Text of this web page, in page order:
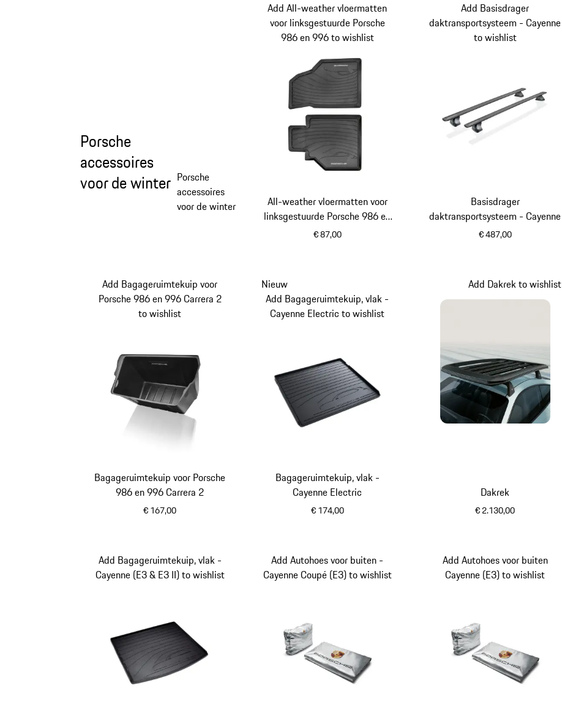
Porsche
accessoires
voor de winter Porsche
accessoires
voor de winter
All-weather vloermatten voor
linksgestuurde Porsche 986 en
996
€ 87,00
Add All-weather vloermatten
voor linksgestuurde Porsche
986 en 996 to wishlist
Basisdrager
daktransportsysteem - Cayenne
€ 487,00
Add Basisdrager
daktransportsysteem - Cayenne
to wishlist
Bagageruimtekuip voor Porsche
986 en 996 Carrera 2
€ 167,00
Add Bagageruimtekuip voor
Porsche 986 en 996 Carrera 2
to wishlist
Bagageruimtekuip, vlak -
Cayenne Electric
€ 174,00
Nieuw
Add Bagageruimtekuip, vlak -
Cayenne Electric to wishlist
Dakrek
€ 2.130,00
Add Dakrek to wishlist
Add Bagageruimtekuip, vlak -
Cayenne (E3 & E3 II) to wishlist
Add Autohoes voor buiten -
Cayenne Coupé (E3) to wishlist
Add Autohoes voor buiten
Cayenne (E3) to wishlist